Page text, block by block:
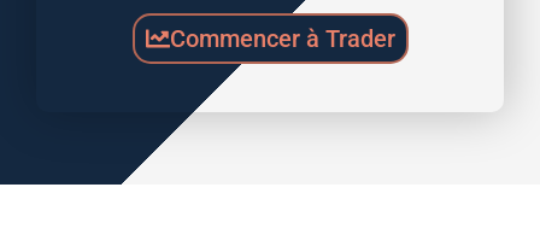
Commencer à Trader